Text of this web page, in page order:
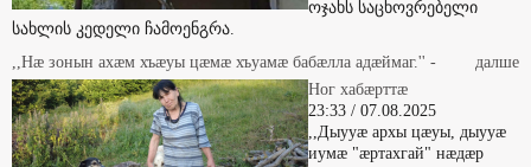
სახლის კედელი ჩამოენგრა.
,,Нæ зонын ахæм хъæуы цæмæ хъуамæ бабæлла адæймаг.'' -
Ног хабæрттæ
23:33 / 07.08.2025
,,Дыууæ архы цæуы, дыууæ
иумæ "æртахгай" нæдæр
фылдæр кæны,